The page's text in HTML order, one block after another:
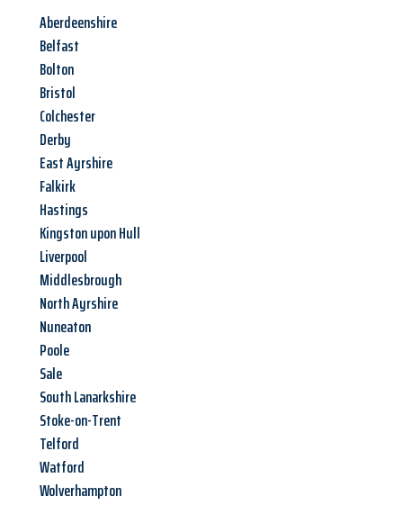
Aberdeenshire
Belfast
Bolton
Bristol
Colchester
Derby
East Ayrshire
Falkirk
Hastings
Kingston upon Hull
Liverpool
Middlesbrough
North Ayrshire
Nuneaton
Poole
Sale
South Lanarkshire
Stoke-on-Trent
Telford
Watford
Wolverhampton